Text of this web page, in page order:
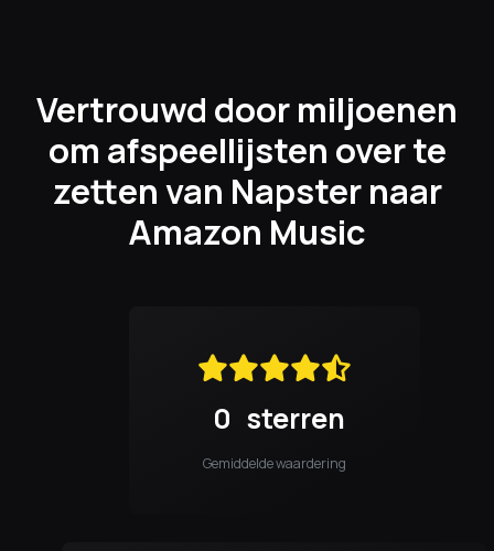
Vertrouwd door miljoenen
om afspeellijsten over te
zetten van Napster naar
Amazon Music
0 sterren
Gemiddelde waardering